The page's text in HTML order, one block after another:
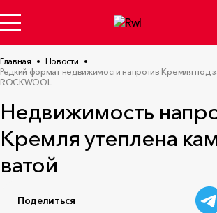
Главная
Новости
Редкий формат недвижимости напротив Кремля под
ROCKWOOL
Недвижимость
Кремля утеплена
ватой
Поделиться